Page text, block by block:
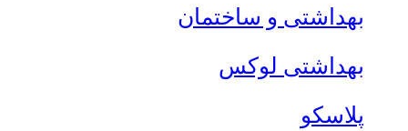
بهداشتی و ساختمان
بهداشتی لوکس
پلاسکو